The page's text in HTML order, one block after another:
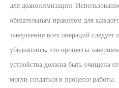
для деанонимизации.
обязательным правилом для
завершения всех операций
убедившись, что процессы
устройства должна быть очищена
могли создаться в процессе работы.